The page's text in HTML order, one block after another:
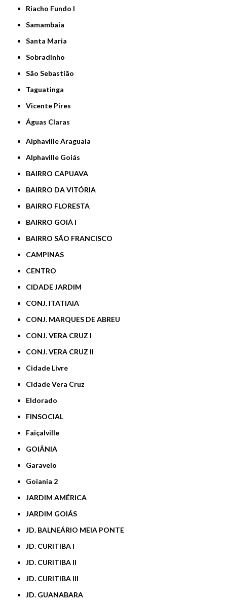
Riacho Fundo I
Samambaia
Santa Maria
Sobradinho
São Sebastião
Taguatinga
Vicente Pires
Águas Claras
Alphaville Araguaia
Alphaville Goiás
BAIRRO CAPUAVA
BAIRRO DA VITÓRIA
BAIRRO FLORESTA
BAIRRO GOIÁ I
BAIRRO SÃO FRANCISCO
CAMPINAS
CENTRO
CIDADE JARDIM
CONJ. ITATIAIA
CONJ. MARQUES DE ABREU
CONJ. VERA CRUZ I
CONJ. VERA CRUZ II
Cidade Livre
Cidade Vera Cruz
Eldorado
FINSOCIAL
Faiçalville
GOIÂNIA
Garavelo
Goiania 2
JARDIM AMÉRICA
JARDIM GOIÁS
JD. BALNEÁRIO MEIA PONTE
JD. CURITIBA I
JD. CURITIBA II
JD. CURITIBA III
JD. GUANABARA